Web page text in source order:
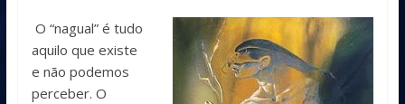
O “nagual” é tudo
aquilo que existe
e não podemos
perceber. O